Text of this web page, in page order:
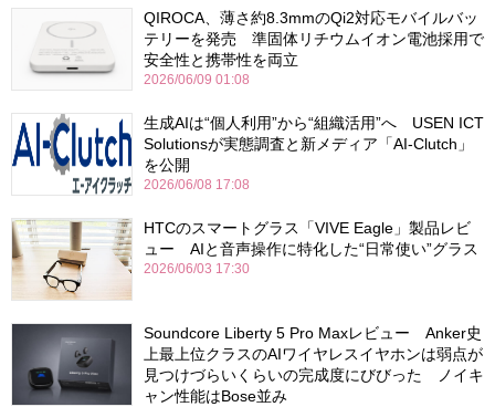
QIROCA、薄さ約8.3mmのQi2対応モバイルバッ
テリーを発売 準固体リチウムイオン電池採用で
安全性と携帯性を両立
2026/06/09 01:08
生成AIは“個人利用”から“組織活用”へ USEN ICT
Solutionsが実態調査と新メディア「AI-Clutch」
を公開
2026/06/08 17:08
HTCのスマートグラス「VIVE Eagle」製品レビ
ュー AIと音声操作に特化した“日常使い”グラス
2026/06/03 17:30
Soundcore Liberty 5 Pro Maxレビュー Anker史
上最上位クラスのAIワイヤレスイヤホンは弱点が
見つけづらいくらいの完成度にびびった ノイキ
ャン性能はBose並み